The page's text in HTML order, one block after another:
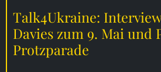
Talk4Ukraine:
Davies zum 9. Mai und
Protzparade